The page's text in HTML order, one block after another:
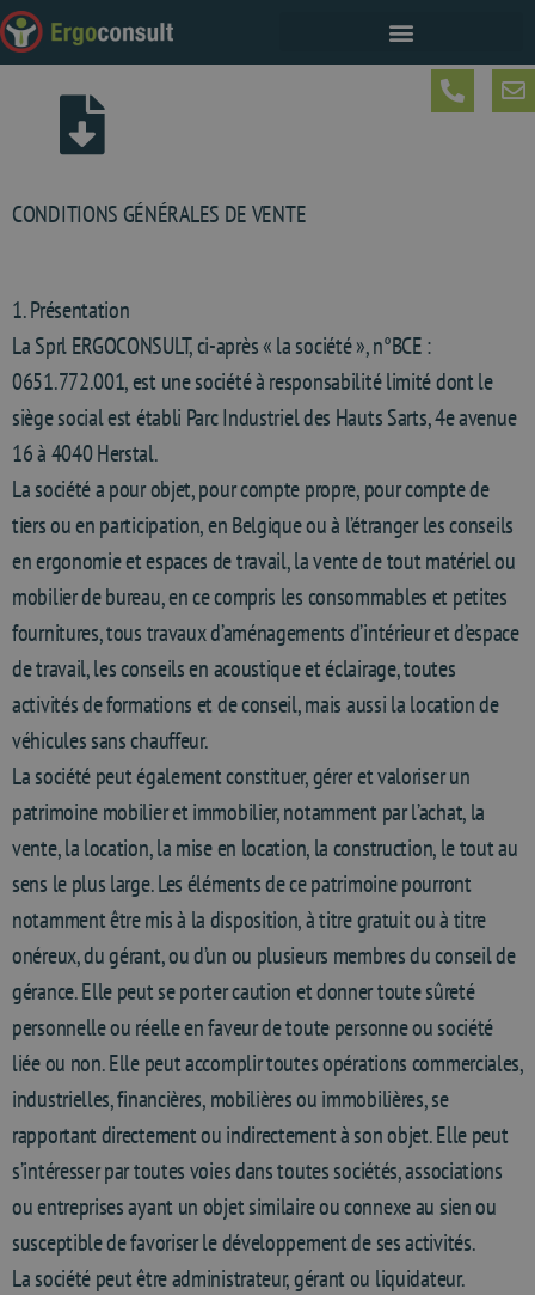
CONDITIONS GÉNÉRALES DE VENTE
1. Présentation
La Sprl ERGOCONSULT, ci-après « la société », n°BCE :
0651.772.001, est une société à responsabilité limité dont le
siège social est établi Parc Industriel des Hauts Sarts, 4e avenue
16 à 4040 Herstal.
La société a pour objet, pour compte propre, pour compte de
tiers ou en participation, en Belgique ou à l’étranger les conseils
en ergonomie et espaces de travail, la vente de tout matériel ou
mobilier de bureau, en ce compris les consommables et petites
fournitures, tous travaux d’aménagements d’intérieur et d’espace
de travail, les conseils en acoustique et éclairage, toutes
activités de formations et de conseil, mais aussi la location de
véhicules sans chauffeur.
La société peut également constituer, gérer et valoriser un
patrimoine mobilier et immobilier, notamment par l’achat, la
vente, la location, la mise en location, la construction, le tout au
sens le plus large. Les éléments de ce patrimoine pourront
notamment être mis à la disposition, à titre gratuit ou à titre
onéreux, du gérant, ou d’un ou plusieurs membres du conseil de
gérance. Elle peut se porter caution et donner toute sûreté
personnelle ou réelle en faveur de toute personne ou société
liée ou non. Elle peut accomplir toutes opérations commerciales,
industrielles, financières, mobilières ou immobilières, se
rapportant directement ou indirectement à son objet. Elle peut
s’intéresser par toutes voies dans toutes sociétés, associations
ou entreprises ayant un objet similaire ou connexe au sien ou
susceptible de favoriser le développement de ses activités.
La société peut être administrateur, gérant ou liquidateur.